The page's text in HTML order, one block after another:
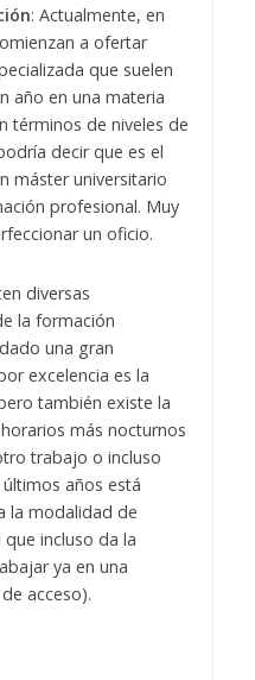
: Actualmente, en
a ofertar
que suelen
año en una materia
términos de niveles de
decir que es el
máster universitario
profesional. Muy
un oficio.
diversas
la formación
una gran
excelencia es la
también existe la
más nocturnos
trabajo o incluso
años está
la modalidad de
incluso da la
ya en una
acceso).